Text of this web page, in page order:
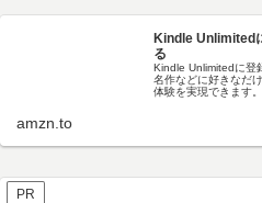
Kindle Unlimited
る
Kindle Unlimitedに登
名作などに好きなだ
体験を実現できます。
amzn.to
PR